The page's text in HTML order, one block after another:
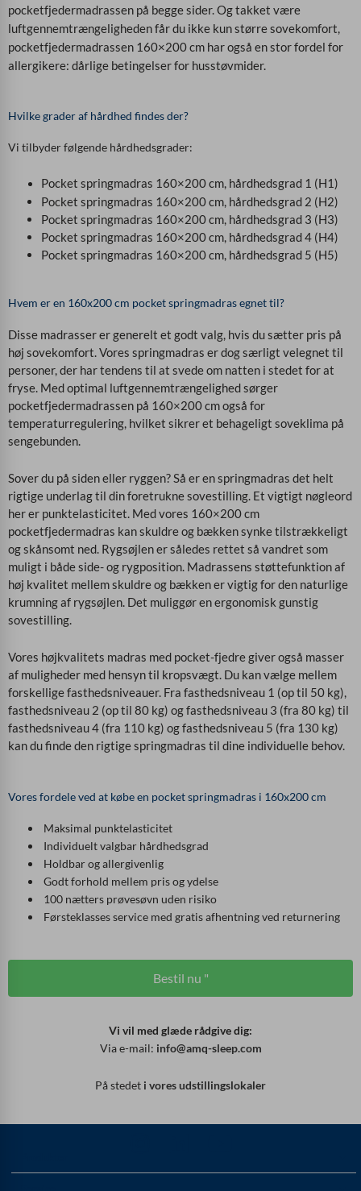
pocketfjedermadrassen på begge sider. Og takket være
luftgennemtrængeligheden får du ikke kun større sovekomfort,
pocketfjedermadrassen 160×200 cm har også en stor fordel for
allergikere: dårlige betingelser for husstøvmider.
Hvilke grader af hårdhed findes der?
Vi tilbyder følgende hårdhedsgrader:
Pocket springmadras 160×200 cm, hårdhedsgrad 1 (H1)
Pocket springmadras 160×200 cm, hårdhedsgrad 2 (H2)
Pocket springmadras 160×200 cm, hårdhedsgrad 3 (H3)
Pocket springmadras 160×200 cm, hårdhedsgrad 4 (H4)
Pocket springmadras 160×200 cm, hårdhedsgrad 5 (H5)
Hvem er en 160x200 cm pocket springmadras egnet til?
Disse madrasser er generelt et godt valg, hvis du sætter pris på
høj sovekomfort. Vores springmadras er dog særligt velegnet til
personer, der har tendens til at svede om natten i stedet for at
fryse. Med optimal luftgennemtrængelighed sørger
pocketfjedermadrassen på 160×200 cm også for
temperaturregulering, hvilket sikrer et behageligt soveklima på
sengebunden.
Sover du på siden eller ryggen? Så er en springmadras det helt
rigtige underlag til din foretrukne sovestilling. Et vigtigt nøgleord
her er punktelasticitet. Med vores 160×200 cm
pocketfjedermadras kan skuldre og bækken synke tilstrækkeligt
og skånsomt ned. Rygsøjlen er således rettet så vandret som
muligt i både side- og rygposition. Madrassens støttefunktion af
høj kvalitet mellem skuldre og bækken er vigtig for den naturlige
krumning af rygsøjlen. Det muliggør en ergonomisk gunstig
sovestilling.
Vores højkvalitets madras med pocket-fjedre giver også masser
af muligheder med hensyn til kropsvægt. Du kan vælge mellem
forskellige fasthedsniveauer. Fra fasthedsniveau 1 (op til 50 kg),
fasthedsniveau 2 (op til 80 kg) og fasthedsniveau 3 (fra 80 kg) til
fasthedsniveau 4 (fra 110 kg) og fasthedsniveau 5 (fra 130 kg)
kan du finde den rigtige springmadras til dine individuelle behov.
Vores fordele ved at købe en pocket springmadras i 160x200 cm
Maksimal punktelasticitet
Individuelt valgbar hårdhedsgrad
Holdbar og allergivenlig
Godt forhold mellem pris og ydelse
100 nætters prøvesøvn uden risiko
Førsteklasses service med gratis afhentning ved returnering
Bestil nu "
Vi vil med glæde rådgive dig:
Via e-mail: info@amq-sleep.com
På stedet i vores udstillingslokaler